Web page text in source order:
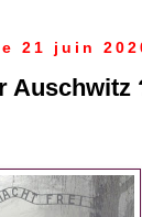
21 juin
Auschwitz